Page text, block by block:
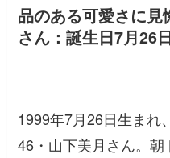
品のある可愛さに見
さん：誕生日7月26
1999年7月26日生まれ
46・山下美月さん。朝